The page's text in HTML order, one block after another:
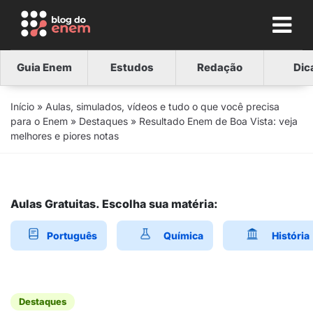
Guia Enem Estudos Redação
Início » Aulas, simulados, vídeos e tudo o que você precisa
para o Enem » Destaques » Resultado Enem de Boa Vista: veja
melhores e piores notas
Aulas Gratuitas. Escolha sua matéria:
Português Química História
Destaques